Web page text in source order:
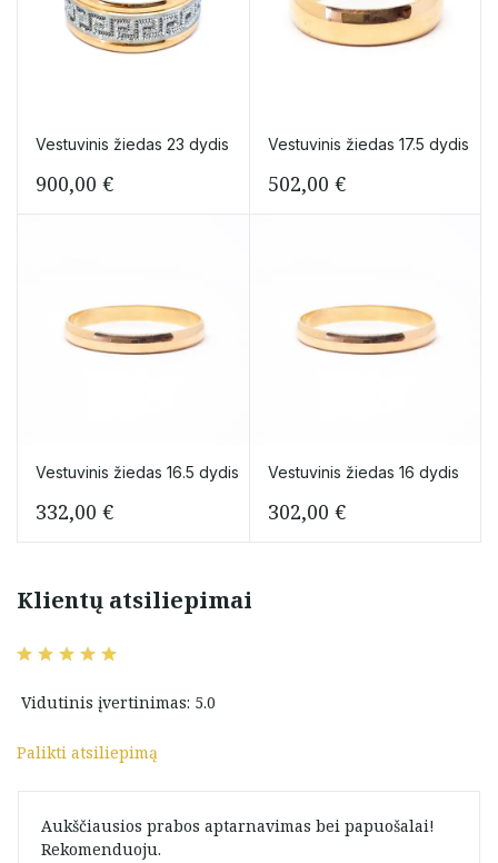
Vestuvinis žiedas 23 dydis
900,00 €
Vestuvinis žiedas 17.5 dydis
502,00 €
Vestuvinis žiedas 16.5 dydis
332,00 €
Vestuvinis žiedas 16 dydis
302,00 €
Klientų atsiliepimai
Vidutinis įvertinimas: 5.0
Palikti atsiliepimą
Aukščiausios prabos aptarnavimas bei papuošalai!
Rekomenduoju.